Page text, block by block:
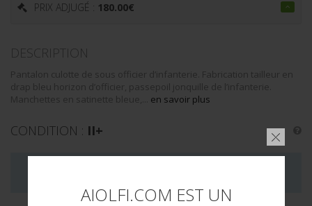
AIOLFI.COM EST UN
PRIX ADJUGÉ : 180.00€
DESCRIPTION
Pantalon culotte de sous officier d’infanterie. Fabrication tailleur en
drap bleu horizon d’officier, passepoil jonquille de l’infanterie.
Manchettes en satinette bleue,... en savoir plus
CONDITION : II+